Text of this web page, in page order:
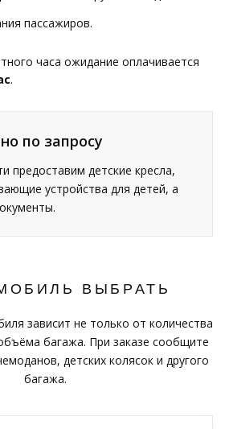
пассажиров.
часа ожидание оплачивается
.
по запросу
предоставим детские кресла,
устройства для детей, а
ВЫБРАТЬ
зависит не только от количества
багажа. При заказе сообщите
детских колясок и другого
багажа.